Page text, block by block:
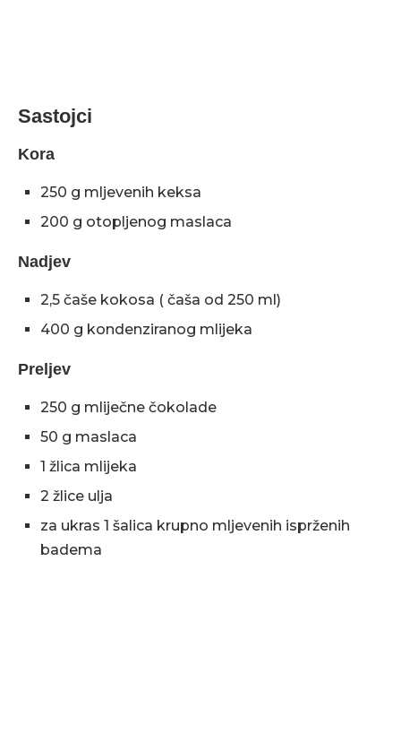
Sastojci
Kora
250 g mljevenih keksa
200 g otopljenog maslaca
Nadjev
2,5 čaše kokosa ( čaša od 250 ml)
400 g kondenziranog mlijeka
Preljev
250 g mliječne čokolade
50 g maslaca
1 žlica mlijeka
2 žlice ulja
za ukras 1 šalica krupno mljevenih isprženih
badema